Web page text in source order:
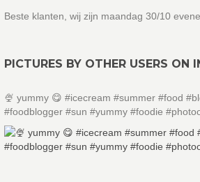
Beste klanten, wij zijn maandag 30/10
PICTURES BY OTHER USERS ON
🍨 yummy 😋 #icecream #summer #food
#foodblogger #sun #yummy #foodie